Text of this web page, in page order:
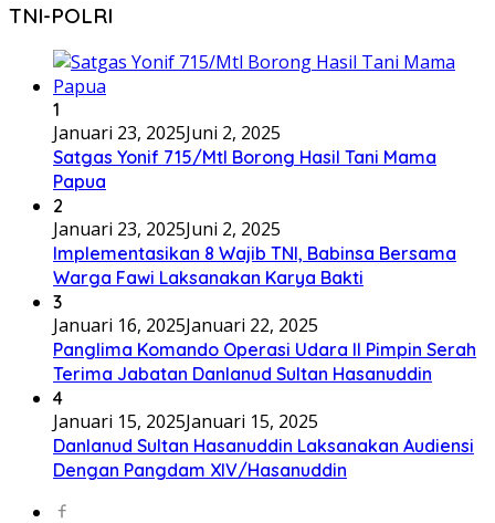
TNI-POLRI
1
Januari 23, 2025Juni 2, 2025
Satgas Yonif 715/Mtl Borong Hasil Tani Mama
Papua
2
Januari 23, 2025Juni 2, 2025
Implementasikan 8 Wajib TNI, Babinsa Bersama
Warga Fawi Laksanakan Karya Bakti
3
Januari 16, 2025Januari 22, 2025
Panglima Komando Operasi Udara II Pimpin Serah
Terima Jabatan Danlanud Sultan Hasanuddin
4
Januari 15, 2025Januari 15, 2025
Danlanud Sultan Hasanuddin Laksanakan Audiensi
Dengan Pangdam XIV/Hasanuddin